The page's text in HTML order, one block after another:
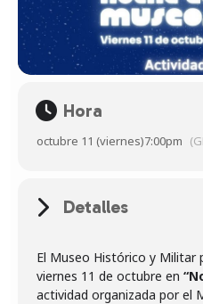
Hora
octubre 11 (viernes)7:00pm
Detalles
El Museo Histórico y Militar
viernes 11 de octubre en
actividad organizada por el